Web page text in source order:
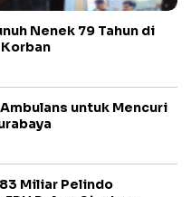
Nenek 79 Tahun di
untuk Mencuri
Miliar Pelindo